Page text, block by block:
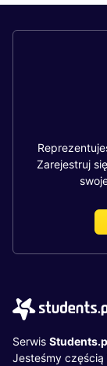
Zarejestruj
Serwis
Jesteśmy częścią